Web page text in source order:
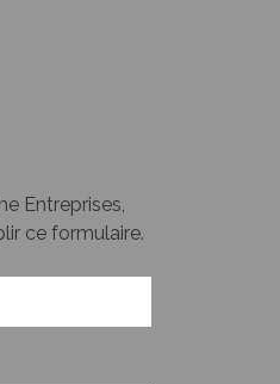
Entreprises,
ce formulaire.